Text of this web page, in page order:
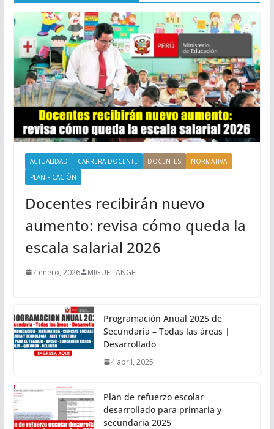
ACTUALIDAD CARRERA DOCENTE DOCENTES
NORMATIVA
PLANIFICACIÓN
Docentes recibirán nuevo
aumento: revisa cómo queda la
escala salarial 2026
7 enero, 2026 MIGUEL ANGEL
Programación Anual 2025 de
Secundaria – Todas las áreas |
Desarrollado
4 abril, 2025
Plan de refuerzo escolar
desarrollado para primaria y
secundaria 2025